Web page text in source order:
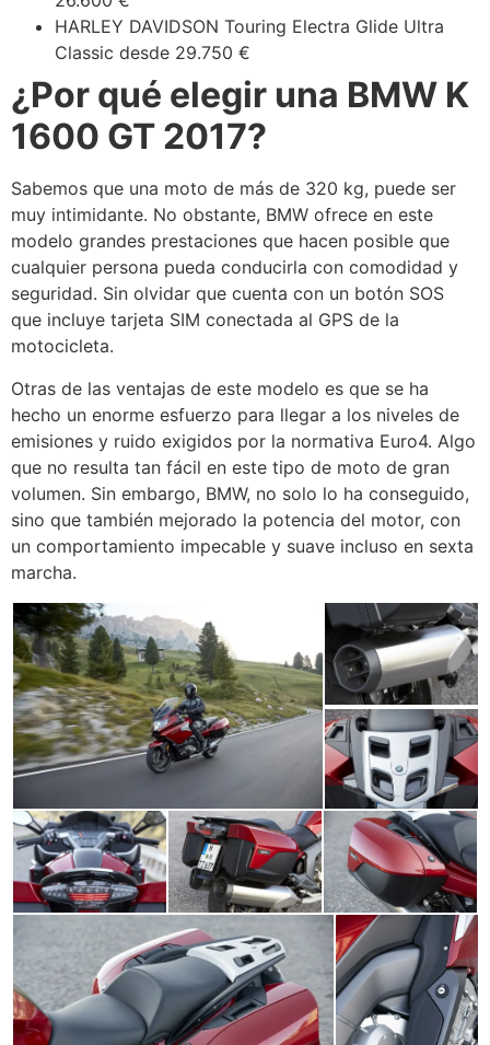
HARLEY DAVIDSON Touring Electra Glide Ultra
Classic desde 29.750 €
¿Por qué elegir una BMW K
1600 GT 2017?
Sabemos que una moto de más de 320 kg, puede ser
muy intimidante. No obstante, BMW ofrece en este
modelo grandes prestaciones que hacen posible que
cualquier persona pueda conducirla con comodidad y
seguridad. Sin olvidar que cuenta con un botón SOS
que incluye tarjeta SIM conectada al GPS de la
motocicleta.
Otras de las ventajas de este modelo es que se ha
hecho un enorme esfuerzo para llegar a los niveles de
emisiones y ruido exigidos por la normativa Euro4. Algo
que no resulta tan fácil en este tipo de moto de gran
volumen. Sin embargo, BMW, no solo lo ha conseguido,
sino que también mejorado la potencia del motor, con
un comportamiento impecable y suave incluso en sexta
marcha.